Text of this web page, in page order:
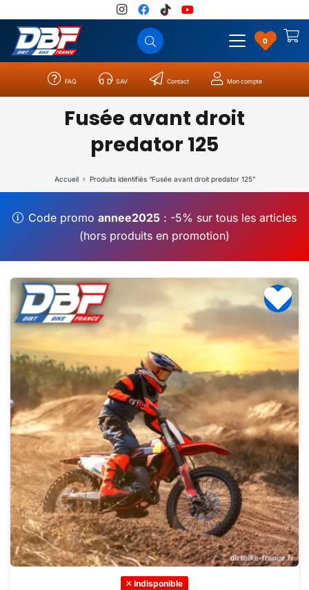
0
FAQ SAV Contact Mon compte
Fusée avant droit
predator 125
Accueil Produits identifiés “Fusée avant droit predator 125”
Code promo annee2025: -5% sur tous les articles
(hors produits en promotion)
Indisponible
Catégories Résultats